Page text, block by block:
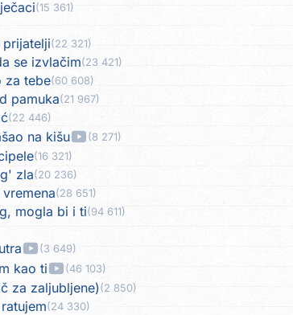
(15 361)
(22 321)
se izvlačim(23 421)
za tebe(60 608)
pamuka(21 967)
(22 446)
na kišu (8 271)
(16 321)
zla(20 236)
vremena(28 651)
mogla bi i ti(94 611)
(3 649)
kao ti (46 103)
za zaljubljene)(2 850)
(24 330)